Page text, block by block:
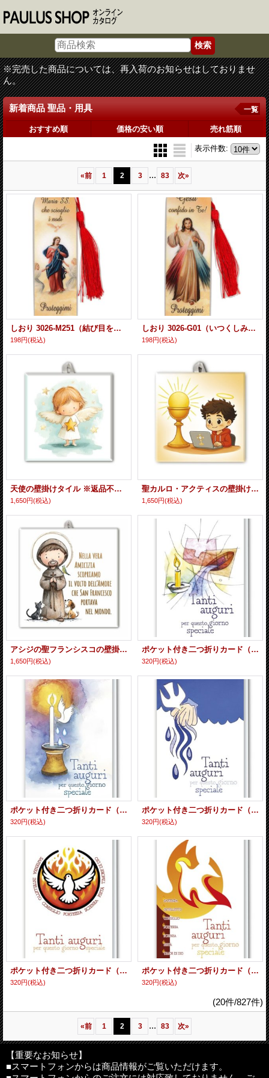
※完売した商品については、再入荷のお知らせはしておりませ
ん。
新着商品 聖品・用具 一覧
おすすめ順 価格の安い順 売れ筋順
表示件数:
«前 1 2 3 ... 83 次»
しおり 3026-M251（結び目を解くマリア） ※返品不可商品
198円(税込)
しおり 3026-G01（いつくしみのイエス） ※返品不可商品
198円(税込)
天使の壁掛けタイル ※返品不可商品
1,650円(税込)
聖カルロ・アクティスの壁掛けタイル ※返品不可商品
1,650円(税込)
アシジの聖フランシスコの壁掛けタイル ※返品不可商品
1,650円(税込)
ポケット付き二つ折りカード（受洗）C ※返品不可商品
320円(税込)
ポケット付き二つ折りカード（受洗）B ※返品不可商品
320円(税込)
ポケット付き二つ折りカード（受洗）A ※返品不可商品
320円(税込)
ポケット付き二つ折りカード（堅信）B ※返品不可商品
320円(税込)
ポケット付き二つ折りカード（堅信）A ※返品不可商品
320円(税込)
(20件/827件)
«前 1 2 3 ... 83 次»
【重要なお知らせ】
■スマートフォンからは商品情報がご覧いただけます。